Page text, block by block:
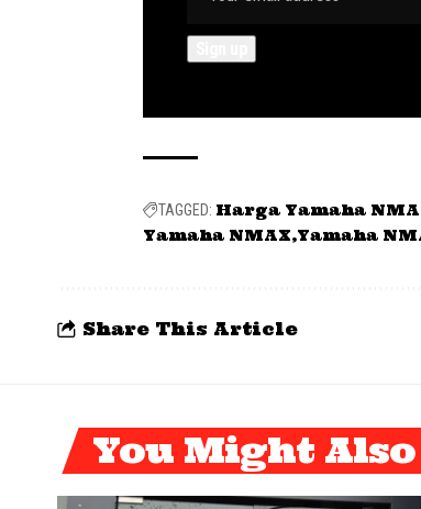
TAGGED: Harga Yamaha
Yamaha NMAX Yamaha
Share This Article
You Might